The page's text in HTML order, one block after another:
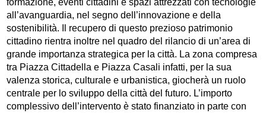
all’avanguardia, nel segno dell’innovazione e della
sostenibilità. Il recupero di questo prezioso patrimonio
cittadino rientra inoltre nel quadro del rilancio di un’area di
grande importanza strategica per la città. La zona compresa
tra Piazza Cittadella e Piazza Casali infatti, per la sua
valenza storica, culturale e urbanistica, giocherà un ruolo
centrale per lo sviluppo della città del futuro. L’importo
complessivo dell’intervento è stato finanziato in parte con